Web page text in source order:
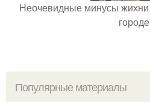
Неочевидные минусы
Популярные материалы